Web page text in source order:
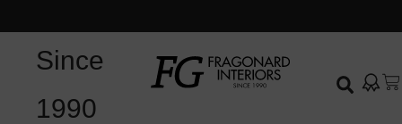
Since
1990